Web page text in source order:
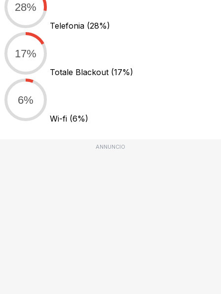
28%
Telefonia (28%)
17%
Totale Blackout (17%)
6%
Wi-fi (6%)
ANNUNCIO